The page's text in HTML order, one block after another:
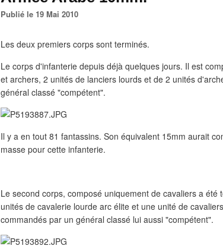
Publié le 19 Mai 2010
Les deux premiers corps sont terminés.
Le corps d'infanterie depuis déjà quelques jours. Il est
et archers, 2 unités de lanciers lourds et de 2 unités
général classé "compétent".
Il y a en tout 81 fantassins. Son équivalent 15mm aurait
masse pour cette infanterie.
Le second corps, composé uniquement de cavaliers a été
unités de cavalerie lourde arc élite et une unité de
commandés par un général classé lui aussi "compétent".